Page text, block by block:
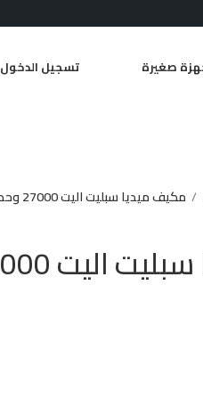
صغيرة تسجيل الدخول
مكيف ميديا سبليت اليت 27000 وحده – حار – بارد